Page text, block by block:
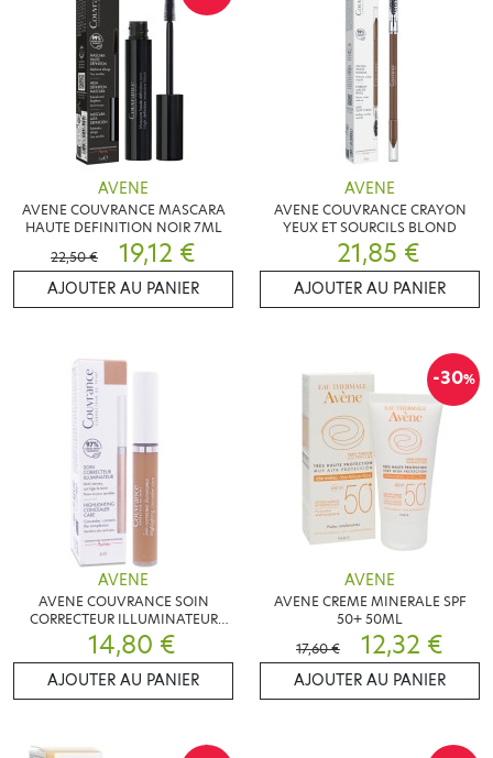
AVENE
AVENE COUVRANCE MASCARA
HAUTE DEFINITION NOIR 7ML
22,50 €
19,12 €
AJOUTER AU PANIER
AVENE
AVENE COUVRANCE CRAYON
YEUX ET SOURCILS BLOND
21,85 €
AJOUTER AU PANIER
AVENE
AVENE COUVRANCE SOIN
CORRECTEUR ILLUMINATEUR
4ML
14,80 €
AJOUTER AU PANIER
-30%
AVENE
AVENE CREME MINERALE SPF
50+ 50ML
17,60 €
12,32 €
AJOUTER AU PANIER